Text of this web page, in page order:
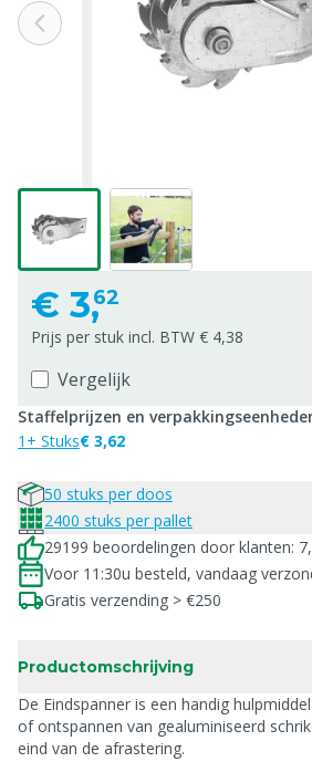
€ 3,62
Prijs per stuk incl. BTW € 4,38
Vergelijk
Staffelprijzen en
1+ Stuks€ 3,62
50 stuks per doos
2400 stuks per pallet
29199 beoordelingen door klanten:
Voor 11:30u besteld, vandaag
Gratis verzending > €250
Productomschrijving
De Eindspanner is een handig
of ontspannen van gealuminiseerd
eind van de afrastering.